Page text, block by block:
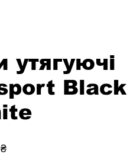
утягуючі
Black
За